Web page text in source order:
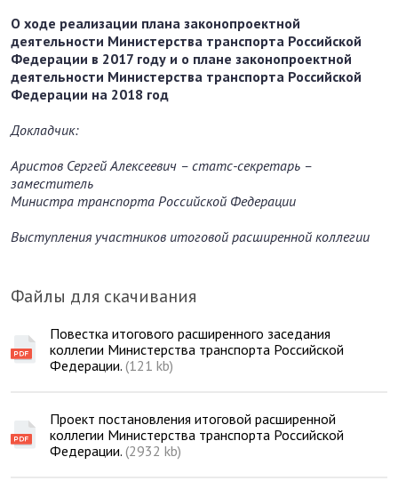
О ходе реализации плана законопроектной
деятельности Министерства транспорта Российской
Федерации в 2017 году и о плане законопроектной
деятельности Министерства транспорта Российской
Федерации на 2018 год
Докладчик:
Аристов Сергей Алексеевич – статс-секретарь –
заместитель
Министра транспорта Российской Федерации
Выступления участников итоговой расширенной коллегии
Файлы для скачивания
Повестка итогового расширенного заседания
коллегии Министерства транспорта Российской
Федерации. (121 kb)
Проект постановления итоговой расширенной
коллегии Министерства транспорта Российской
Федерации. (2932 kb)